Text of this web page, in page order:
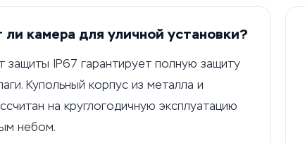
камера для уличной установки?
защиты IP67 гарантирует полную защиту
Купольный корпус из металла и
на круглогодичную эксплуатацию
небом.